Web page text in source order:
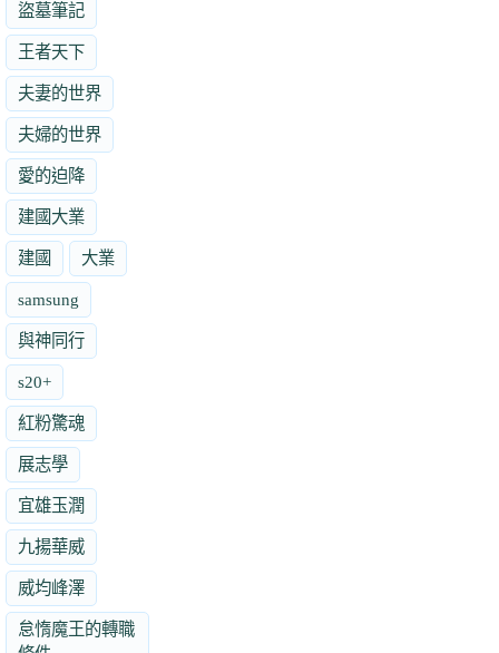
盜墓筆記
王者天下
夫妻的世界
夫婦的世界
愛的迫降
建國大業
建國 大業
samsung
與神同行
s20+
紅粉驚魂
展志學
宜雄玉潤
九揚華威
威均峰澤
怠惰魔王的轉職